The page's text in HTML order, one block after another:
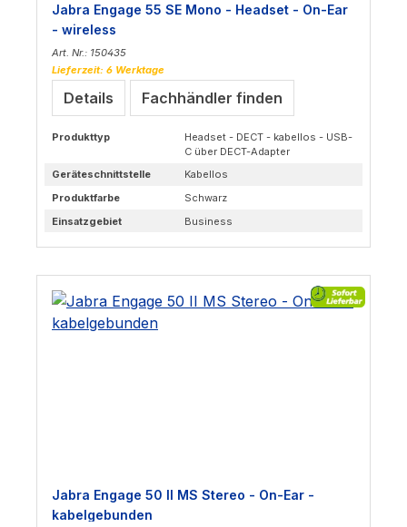
Jabra Engage 55 SE Mono - Headset - On-Ear
- wireless
Art. Nr.: 150435
Lieferzeit: 6 Werktage
Details Fachhändler finden
Produkttyp
Headset - DECT - kabellos - USB-
C über DECT-Adapter
Geräteschnittstelle
Kabellos
Produktfarbe
Schwarz
Einsatzgebiet
Business
Jabra Engage 50 II MS Stereo - On-Ear -
kabelgebunden